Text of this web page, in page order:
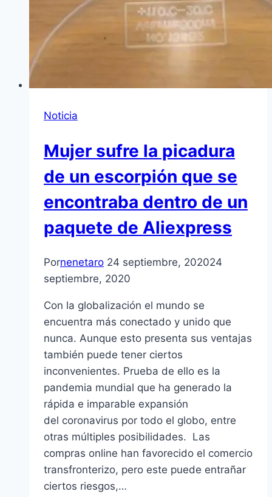
Noticia
Mujer sufre la picadura
de un escorpión que se
encontraba dentro de un
paquete de Aliexpress
Pornenetaro 24 septiembre, 202024
septiembre, 2020
Con la globalización el mundo se
encuentra más conectado y unido que
nunca. Aunque esto presenta sus ventajas
también puede tener ciertos
inconvenientes. Prueba de ello es la
pandemia mundial que ha generado la
rápida e imparable expansión
del coronavirus por todo el globo, entre
otras múltiples posibilidades. Las
compras online han favorecido el comercio
transfronterizo, pero este puede entrañar
ciertos riesgos,…